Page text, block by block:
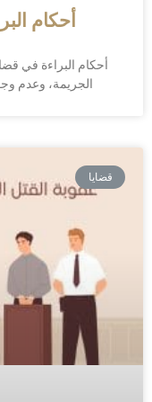
أحكام
أحكام البراءة في
الجريمة، وعدم
قضايا